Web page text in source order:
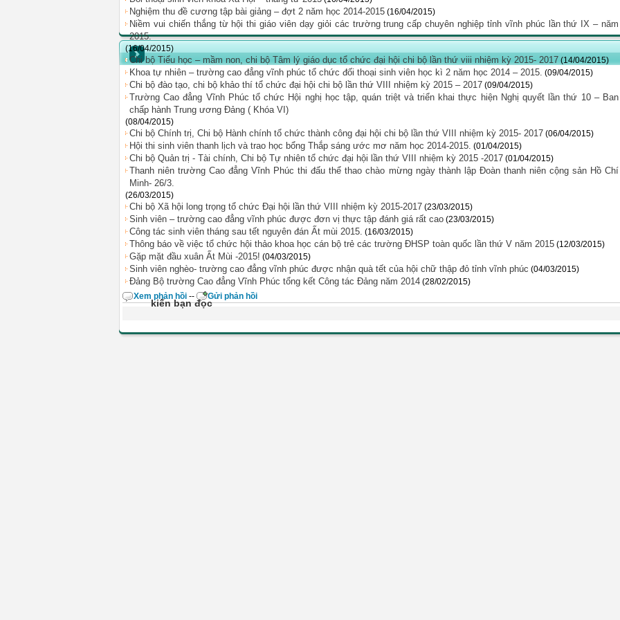
Nghiệm thu đề cương tập bài giảng – đợt 2 năm học 2014-2015 (16/04/2015)
Niềm vui chiến thắng từ hội thi giáo viên dạy giỏi các trường trung cấp chuyên nghiệp tỉnh vĩnh phúc lần thứ IX – năm
2015.
(16/04/2015)
Chi bộ Tiểu học – mầm non, chi bộ Tâm lý giáo dục tổ chức đại hội chi bộ lần thứ viii nhiệm kỳ 2015- 2017 (14/04/2015)
Khoa tự nhiên – trường cao đẳng vĩnh phúc tổ chức đối thoại sinh viên học kì 2 năm học 2014 – 2015. (09/04/2015)
Chi bộ đào tạo, chi bộ khảo thí tổ chức đại hội chi bộ lần thứ VIII nhiệm kỳ 2015 – 2017 (09/04/2015)
Trường Cao đẳng Vĩnh Phúc tổ chức Hội nghị học tập, quán triệt và triển khai thực hiện Nghị quyết lần thứ 10 – Ban
chấp hành Trung ương Đảng ( Khóa VI)
(08/04/2015)
Chi bộ Chính trị, Chi bộ Hành chính tổ chức thành công đại hội chi bộ lần thứ VIII nhiệm kỳ 2015- 2017 (06/04/2015)
Hội thi sinh viên thanh lịch và trao học bổng Thắp sáng ước mơ năm học 2014-2015. (01/04/2015)
Chi bộ Quản trị - Tài chính, Chi bộ Tự nhiên tổ chức đại hội lần thứ VIII nhiệm kỳ 2015 -2017 (01/04/2015)
Thanh niên trường Cao đẳng Vĩnh Phúc thi đấu thể thao chào mừng ngày thành lập Đoàn thanh niên cộng sản Hồ Chí
Minh- 26/3.
(26/03/2015)
Chi bộ Xã hội long trọng tổ chức Đại hội lần thứ VIII nhiệm kỳ 2015-2017 (23/03/2015)
Sinh viên – trường cao đẳng vĩnh phúc được đơn vị thực tập đánh giá rất cao (23/03/2015)
Công tác sinh viên tháng sau tết nguyên đán Ất mùi 2015. (16/03/2015)
Thông báo về việc tổ chức hội thảo khoa học cán bộ trẻ các trường ĐHSP toàn quốc lần thứ V năm 2015 (12/03/2015)
Gặp mặt đầu xuân Ất Mùi -2015! (04/03/2015)
Sinh viên nghèo- trường cao đẳng vĩnh phúc được nhận quà tết của hội chữ thập đỏ tỉnh vĩnh phúc (04/03/2015)
Đảng Bộ trường Cao đẳng Vĩnh Phúc tổng kết Công tác Đảng năm 2014 (28/02/2015)
kiến bạn đọc
Xem phản hồi -- Gửi phản hồi